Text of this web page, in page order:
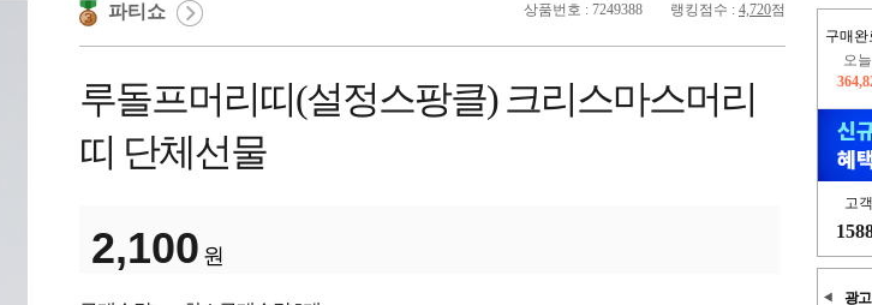
구매완
오
고
광고
상품번호 : 7249388 랭킹점수 : 4,720점
파티쇼
루돌프머리띠(설정스팡클) 크리스마스머리
띠 단체선물
2,100 원